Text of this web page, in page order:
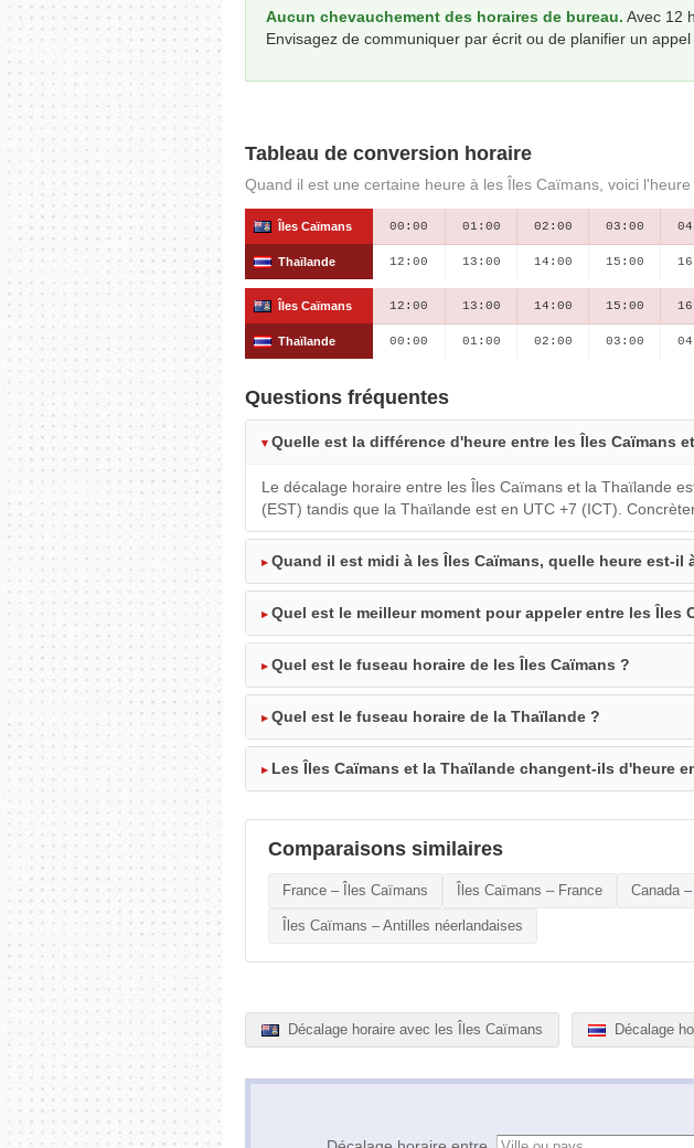
Aucun chevauchement des horaires de bureau. Avec 12
Envisagez de communiquer par écrit ou de planifier un
Tableau de conversion horaire
Quand il est une certaine heure à les Îles Caïmans, voici
Îles Caïmans 00:00 01:00 02:00 03:00
Thaïlande 12:00 13:00 14:00 15:00
Îles Caïmans 12:00 13:00 14:00 15:00
Thaïlande 00:00 01:00 02:00 03:00
Questions fréquentes
Quelle est la différence d'heure entre les Îles Caïmans
Le décalage horaire entre les Îles Caïmans et la Thaïlande
(EST) tandis que la Thaïlande est en UTC +7 (ICT).
Quand il est midi à les Îles Caïmans, quelle heure est-il
Quel est le meilleur moment pour appeler entre les Îles
Quel est le fuseau horaire de les Îles Caïmans ?
Quel est le fuseau horaire de la Thaïlande ?
Les Îles Caïmans et la Thaïlande changent-ils d'heure
Comparaisons similaires
France – Îles Caïmans Îles Caïmans – France Canada
Îles Caïmans – Antilles néerlandaises
Décalage horaire avec les Îles Caïmans Décalage